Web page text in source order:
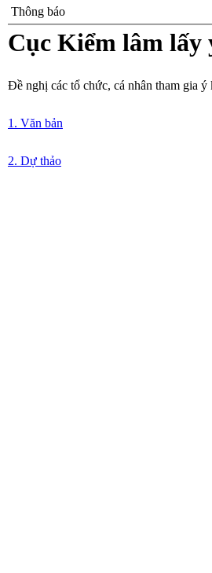
Thông báo
Cục Kiểm lâm
Đề nghị các tổ chức, cá nhân tham gia
1. Văn bản
2. Dự thảo